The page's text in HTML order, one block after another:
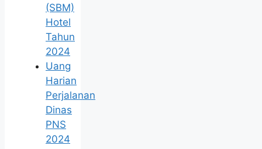
(SBM)
Hotel
Tahun
2024
Uang
Harian
Perjalanan
Dinas
PNS
2024